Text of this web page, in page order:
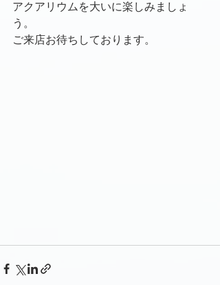
アクアリウムを大いに楽しみましょ
う。
ご来店お待ちしております。